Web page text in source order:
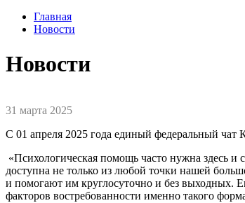
Главная
Новости
Новости
31 марта 2025
С 01 апреля 2025 года единый федеральный чат
«Психологическая помощь часто нужна здесь
доступна не только из любой точки нашей
и помогают им круглосуточно и без выходных.
факторов востребованности именно такого